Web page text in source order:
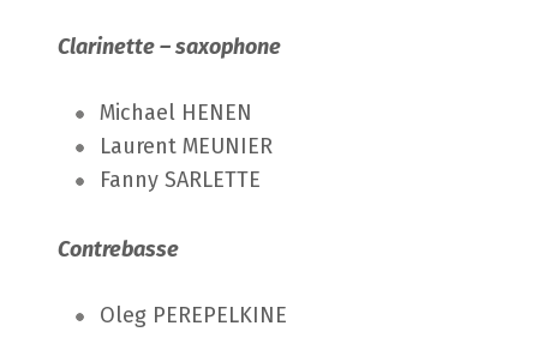
Clarinette – saxophone
Michael HENEN
Laurent MEUNIER
Fanny SARLETTE
Contrebasse
Oleg PEREPELKINE